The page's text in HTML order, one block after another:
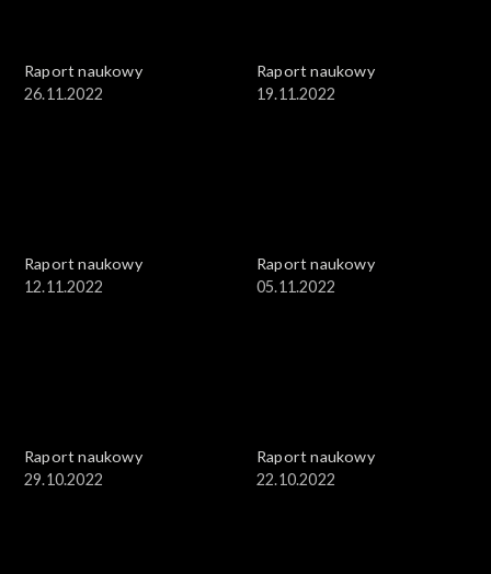
Raport naukowy
26.11.2022
Raport naukowy
19.11.2022
Raport naukowy
12.11.2022
Raport naukowy
05.11.2022
Raport naukowy
29.10.2022
Raport naukowy
22.10.2022